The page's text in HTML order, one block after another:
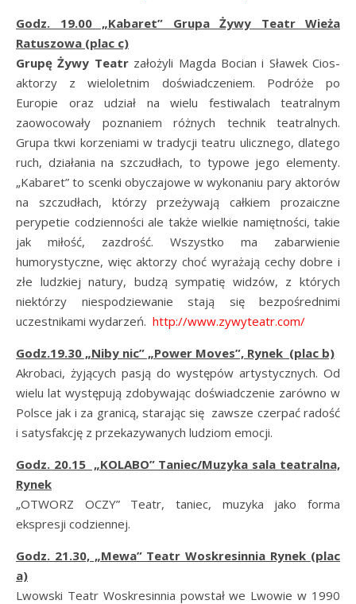
Godz. 19.00 „Kabaret” Grupa Żywy Teatr Wieża
Ratuszowa (plac c)
Grupę Żywy Teatrzałożyli Magda Bocian i Sławek Cios-
aktorzy z wieloletnim doświadczeniem. Podróże po
Europie oraz udział na wielu festiwalach teatralnym
zaowocowały poznaniem różnych technik teatralnych.
Grupa tkwi korzeniami w tradycji teatru ulicznego, dlatego
ruch, działania na szczudłach, to typowe jego elementy.
„Kabaret” to scenki obyczajowe w wykonaniu pary aktorów
na szczudłach, którzy przeżywają całkiem prozaiczne
perypetie codzienności ale także wielkie namiętności, takie
jak miłość, zazdrość. Wszystko ma zabarwienie
humorystyczne, więc aktorzy choć wyrażają cechy dobre i
złe ludzkiej natury, budzą sympatię widzów, z których
niektórzy niespodziewanie stają się bezpośrednimi
uczestnikami wydarzeń. http://www.zywyteatr.com/
Godz.19.30 „Niby nic” „Power Moves”, Rynek (plac b)
Akrobaci, żyjących pasją do występów artystycznych. Od
wielu lat występują zdobywając doświadczenie zarówno w
Polsce jak i za granicą, starając się zawsze czerpać radość
i satysfakcję z przekazywanych ludziom emocji.
Godz. 20.15 „KOLABO” Taniec/Muzyka sala teatralna,
Rynek
„OTWORZ OCZY” Teatr, taniec, muzyka jako forma
ekspresji codziennej.
Godz. 21.30, „Mewa” Teatr Woskresinnia Rynek (plac
a)
Lwowski Teatr Woskresinnia powstał we Lwowie w 1990